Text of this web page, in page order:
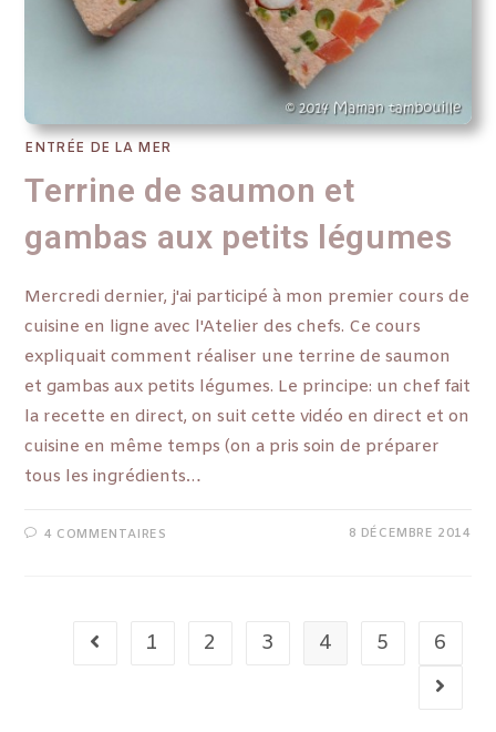
ENTRÉE DE LA MER
Terrine de saumon et
gambas aux petits légumes
Mercredi dernier, j'ai participé à mon premier cours de
cuisine en ligne avec l'Atelier des chefs. Ce cours
expliquait comment réaliser une terrine de saumon
et gambas aux petits légumes. Le principe: un chef fait
la recette en direct, on suit cette vidéo en direct et on
cuisine en même temps (on a pris soin de préparer
tous les ingrédients…
4 COMMENTAIRES 8 DÉCEMBRE 2014
1 2 3 4 5 6